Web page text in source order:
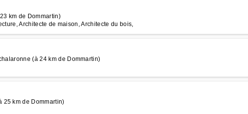
km de Dommartin)
Architecte de maison, Architecte du bois,
(à 24 km de Dommartin)
25 km de Dommartin)